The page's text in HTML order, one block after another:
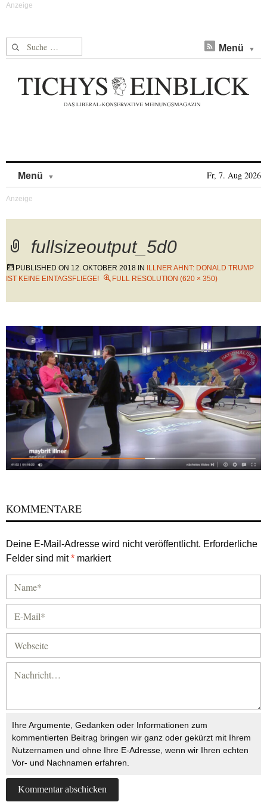
Suche nach: Menü
Menü Fr, 7. Aug 2026
fullsizeoutput_5d0
PUBLISHED ON 12. OKTOBER 2018 IN
ILLNER AHNT: DONALD TRUMP
IST KEINE EINTAGSFLIEGE!
FULL RESOLUTION (620 × 350)
KOMMENTARE
Deine E-Mail-Adresse wird nicht veröffentlicht. Erforderliche
Felder sind mit* markiert
Ihre Argumente, Gedanken oder Informationen zum
kommentierten Beitrag bringen wir ganz oder gekürzt mit Ihrem
Nutzernamen und ohne Ihre E-Adresse, wenn wir Ihren echten
Vor- und Nachnamen erfahren.